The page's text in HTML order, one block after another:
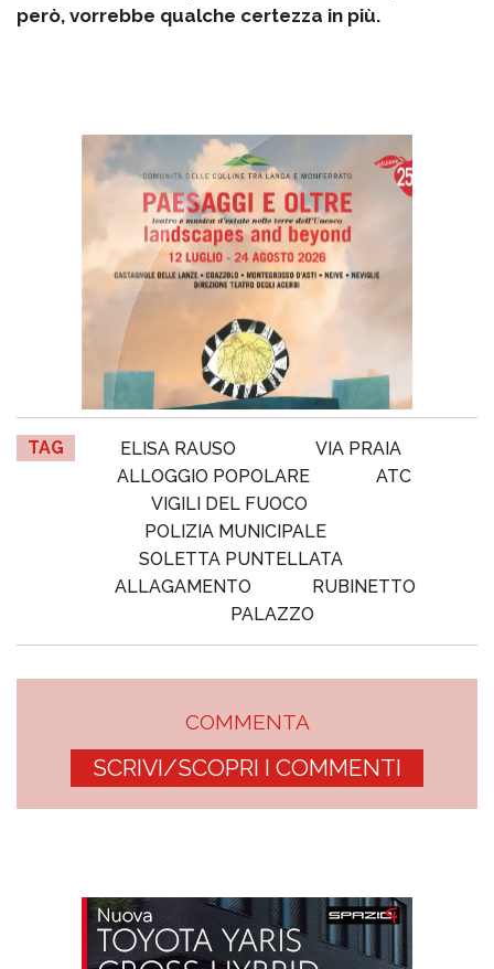
però, vorrebbe qualche certezza in più.
TAG ELISA RAUSO
VIA PRAIA
ALLOGGIO POPOLARE
ATC
VIGILI DEL FUOCO
POLIZIA MUNICIPALE
SOLETTA PUNTELLATA
ALLAGAMENTO
RUBINETTO
PALAZZO
COMMENTA
SCRIVI/SCOPRI I COMMENTI